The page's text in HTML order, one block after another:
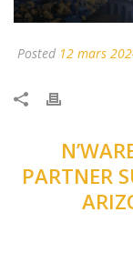
Posted 12 mars
PARTNER